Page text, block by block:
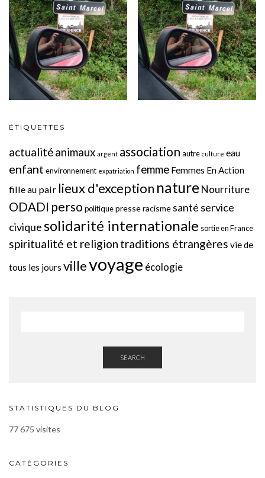
ÉTIQUETTES
actualitéanimaux argent association autre culture eau
enfant environnement expatriation femme Femmes En Action
fille au pair lieux d'exception natureNourriture
ODADI perso politiquepresseracisme santé service
civiquesolidarité internationale sortie en France
spiritualité et religion traditions étrangères vie de
tous les jours villevoyage écologie
SEARCH
STATISTIQUES DU BLOG
77 675 visites
CATÉGORIES